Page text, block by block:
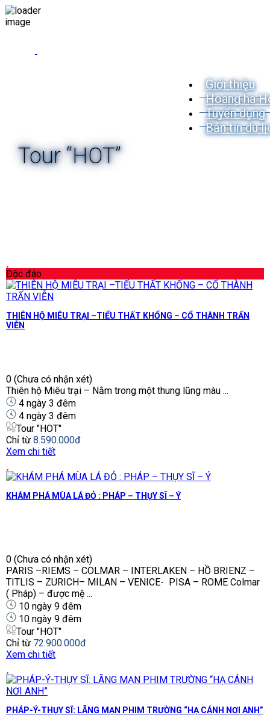
Giới thiệu
Hoang ha
Tuyển dụng
Bản tin du
Tour “HOT”
Độc đáo
THIÊN HỘ MIÊU TRẠI –TIỂU THẤT KHỔNG – CỔ THÀNH TRẤN
VIỄN
0 (Chưa có nhận xét)
Thiên hộ Miêu trại – Nằm trong một thung lũng màu ...
4 ngày 3 đêm
4 ngày 3 đêm
Tour "HOT"
Chỉ từ 8.590.000đ
Xem chi tiết
KHÁM PHÁ MÙA LÁ ĐỎ : PHÁP – THỤY SĨ – Ý
0 (Chưa có nhận xét)
PARIS –RIEMS – COLMAR – INTERLAKEN – HỒ BRIENZ –
TITLIS – ZURICH– MILAN – VENICE- PISA – ROME Colmar
( Pháp) – được mệ ...
10 ngày 9 đêm
10 ngày 9 đêm
Tour "HOT"
Chỉ từ 72.900.000đ
Xem chi tiết
PHÁP-Ý-THỤY SĨ: LÃNG MẠN PHIM TRƯỜNG “HẠ CÁNH NƠI ANH”